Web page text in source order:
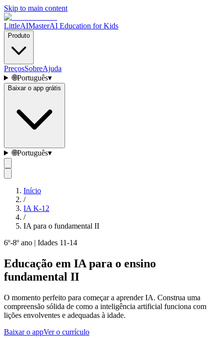
Skip to main content
LittleAIMasterAI Education for Kids
Produto
PreçosSobreAjuda
🌐Português▾
Baixar o app grátis
🌐Português▾
Início
/
IA K-12
/
IA para o fundamental II
6º-8º ano | Idades 11-14
Educação em IA para o ensino
fundamental II
O momento perfeito para começar a aprender IA. Construa uma
compreensão sólida de como a inteligência artificial funciona com
lições envolventes e adequadas à idade.
Baixar o appVer o currículo